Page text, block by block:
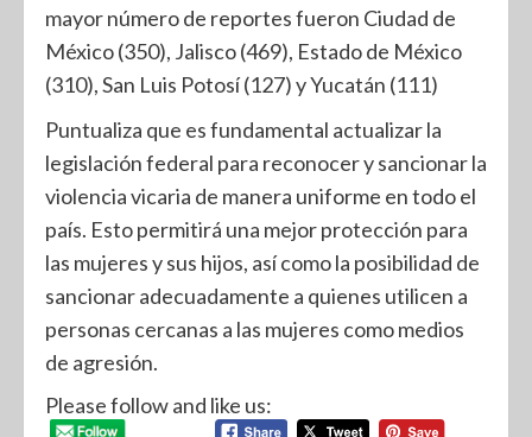
mayor número de reportes fueron Ciudad de
México (350), Jalisco (469), Estado de México
(310), San Luis Potosí (127) y Yucatán (111)
Puntualiza que es fundamental actualizar la
legislación federal para reconocer y sancionar la
violencia vicaria de manera uniforme en todo el
país. Esto permitirá una mejor protección para
las mujeres y sus hijos, así como la posibilidad de
sancionar adecuadamente a quienes utilicen a
personas cercanas a las mujeres como medios
de agresión.
Please follow and like us: